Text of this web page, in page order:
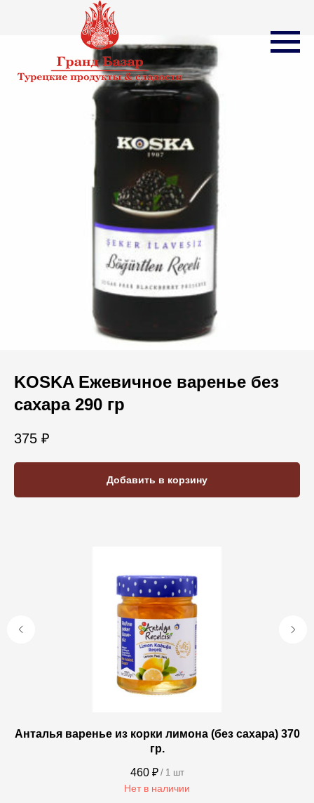
KOSKA Ежевичное варенье без
сахара 290 гр
375 ₽
Добавить в корзину
Анталья варенье из корки лимона (без сахара) 370
гр.
460 ₽ / 1 шт
Нет в наличии